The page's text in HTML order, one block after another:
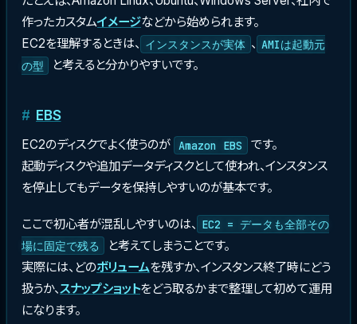
作ったカスタムイメージなどから始められます。
EC2を理解するときは、 インスタンスが実体 、 AMIは起動元
の型
と考えると分かりやすいです。
EBS
EC2のディスクでよく使うのが Amazon EBS
です。
起動ディスクや追加データディスクとして使われ、インスタンス
を停止してもデータを保持しやすいのが基本です。
ここで初心者が混乱しやすいのは、 EC2 = データも全部その
場に固定で残る
と考えてしまうことです。
実際には、どのボリュームを残すか、インスタンス終了時にどう
扱うか、スナップショットをどう取るかまで整理して初めて運用
になります。